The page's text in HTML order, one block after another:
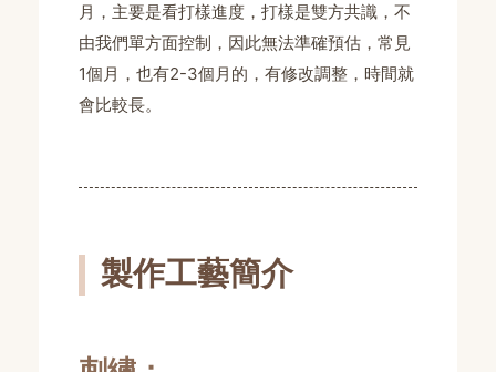
月，主要是看打樣進度，打樣是雙方共識，不
由我們單方面控制，因此無法準確預估，常見
1個月，也有2-3個月的，有修改調整，時間就
會比較長。
製作工藝簡介